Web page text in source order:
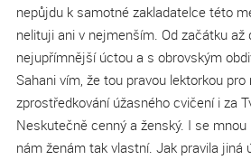
nepůjdu k samotné zakladatelce této
nelituji ani v nejmenším. Od začátku až
nejupřímnější úctou a s obrovským
Sahani vím, že tou pravou lektorkou
zprostředkování úžasného cvičení i za
Neskutečně cenný a ženský. I se
nám ženám tak vlastní. Jak pravila jiná